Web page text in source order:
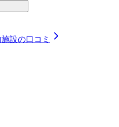
設の口コミ